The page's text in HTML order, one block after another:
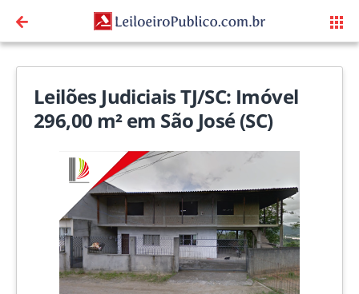
Leilões Judiciais TJ/SC: Imóvel
296,00 m² em São José (SC)